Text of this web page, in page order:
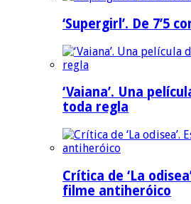
‘Supergirl’. De 7’5
‘Vaiana’. Una
toda regla
Crítica de ‘La
filme antiheróico